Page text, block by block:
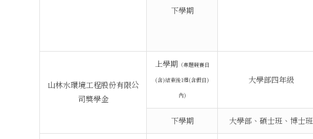
下學期
山林水環境工程股份有限公
司獎學金
上學期 （專題競賽日
(含)結束後1週(含假日)
內)
大學部四年級
下學期 大學部、碩士班、博士班